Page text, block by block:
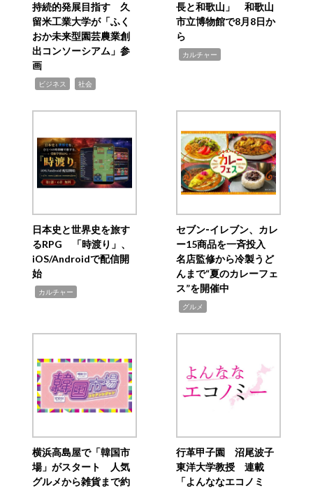
持続的発展目指す 久
留米工業大学が「ふく
おか未来型園芸農業創
出コンソーシアム」参
画
ビジネス 社会
長と和歌山」 和歌山
市立博物館で8月8日か
ら
カルチャー
日本史と世界史を旅す
るRPG 「時渡り」、
iOS/Androidで配信開
始
カルチャー
セブン‐イレブン、カレ
ー15商品を一斉投入
名店監修から冷製うど
んまで“夏のカレーフェ
ス”を開催中
グルメ
横浜高島屋で「韓国市
場」がスタート 人気
グルメから雑貨まで約
行革甲子園 沼尾波子
東洋大学教授 連載
「よんななエコノミ